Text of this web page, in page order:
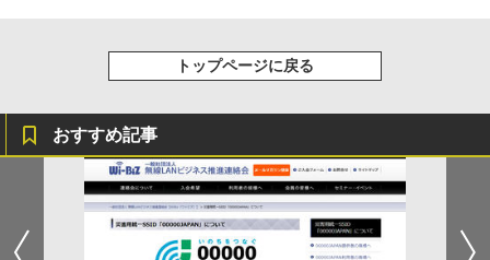
トップページに戻る
おすすめ記事